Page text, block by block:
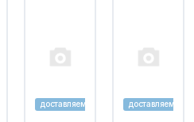
доставляем доставляем